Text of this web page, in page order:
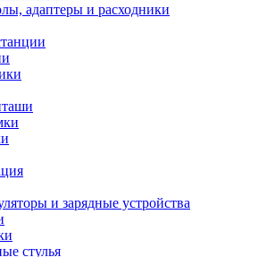
адаптеры и расходники
и зарядные устройства
стулья